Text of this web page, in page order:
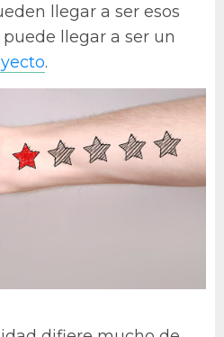
llegar a ser esos
llegar a ser un
.